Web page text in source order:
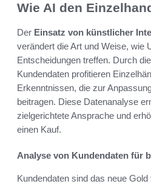
Wie AI den
Der Einsatz von künstlicher
verändert die Art und Weise, wie
Entscheidungen treffen. Durch
Kundendaten profitieren
Erkenntnissen, die zur
beitragen. Diese Datenanalyse
zielgerichtete Ansprache und
einen Kauf.
Analyse von Kundendaten für
Kundendaten sind das neue